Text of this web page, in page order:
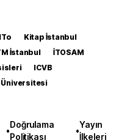
Kitap İstanbul
İstanbul
İTOSAM
ICVB
•
Doğrulama
Politikası
•
Yayın
İlkeleri